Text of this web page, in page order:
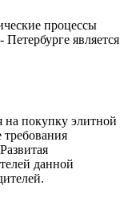
процессы
является
на покупку элитной
требования
данной